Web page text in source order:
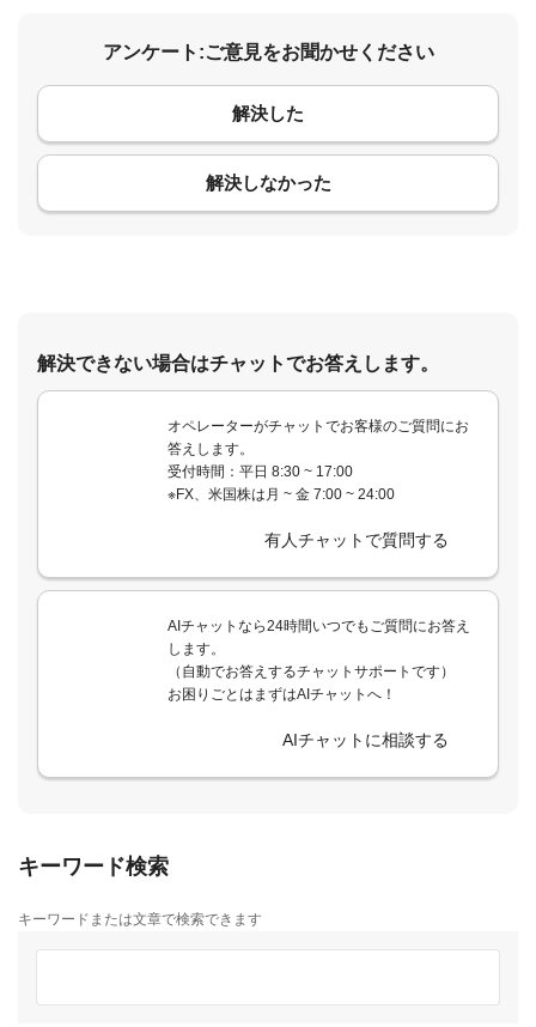
アンケート:ご意見をお聞かせください
解決した
解決しなかった
コメント
解決できない場合はチャットでお答えします。
オペレーターがチャットでお客様のご質問にお
答えします。
受付時間：平日 8:30 ~ 17:00
※FX、米国株は月 ~ 金 7:00 ~ 24:00
有人チャットで質問する
AIチャットなら24時間いつでもご質問にお答え
します。
（自動でお答えするチャットサポートです）
お困りごとはまずはAIチャットへ！
AIチャットに相談する
キーワード検索
キーワードまたは文章で検索できます